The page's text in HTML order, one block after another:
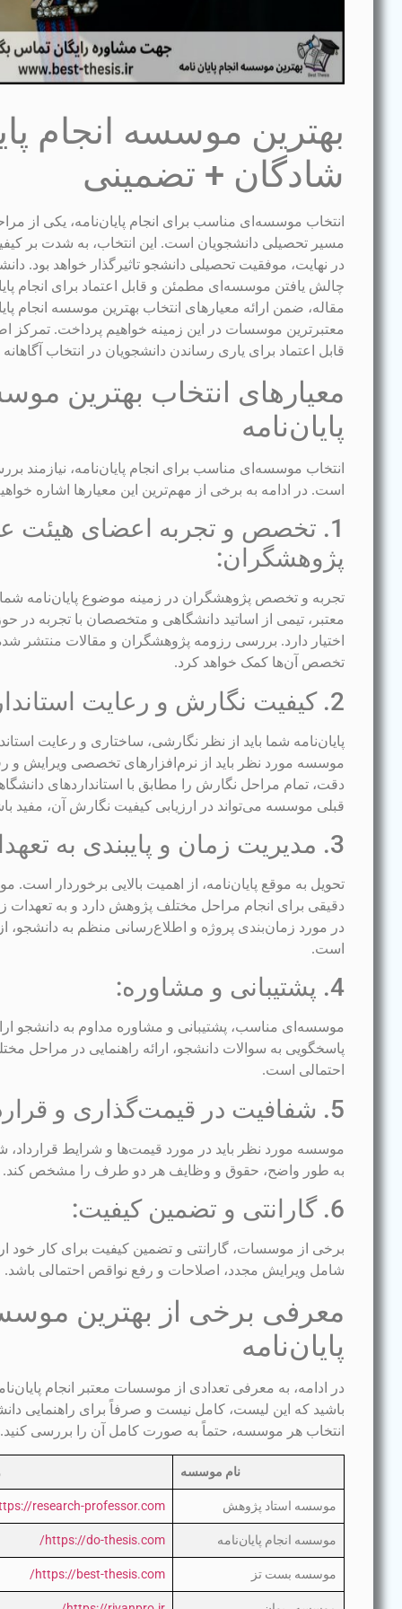
بهترین موسسه انجام
شادگان + تضمینی
انتخاب موسسه‌ای مناسب برای انجام پایان‌نامه، یکی
مسیر تحصیلی دانشجویان است. این انتخاب، به شدت بر
در نهایت، موفقیت تحصیلی دانشجو تاثیرگذار خواهد بود.
چالش یافتن موسسه‌ای مطمئن و قابل اعتماد برای انجام
مقاله، ضمن ارائه معیارهای انتخاب بهترین موسسه انجام
معتبرترین موسسات در این زمینه خواهیم پرداخت. تمرکز
قابل اعتماد برای یاری رساندن دانشجویان در انتخاب
معیارهای انتخاب بهترین
پایان‌نامه
انتخاب موسسه‌ای مناسب برای انجام پایان‌نامه، نیازمند
است. در ادامه به برخی از مهم‌ترین این معیارها اشاره
1. تخصص و تجربه اعضای هیئت
پژوهشگران:
تجربه و تخصص پژوهشگران در زمینه موضوع پایان‌نامه
معتبر، تیمی از اساتید دانشگاهی و متخصصان با تجربه در
اختیار دارد. بررسی رزومه پژوهشگران و مقالات منتشر
تخصص آن‌ها کمک خواهد کرد.
2. کیفیت نگارش و رعایت استانداردهای علمی:
پایان‌نامه شما باید از نظر نگارشی، ساختاری و رعایت
موسسه مورد نظر باید از نرم‌افزارهای تخصصی ویرایش و
دقت، تمام مراحل نگارش را مطابق با استانداردهای
قبلی موسسه می‌تواند در ارزیابی کیفیت نگارش آن، مفید
3. مدیریت زمان و پایبندی به تعهدات:
تحویل به موقع پایان‌نامه، از اهمیت بالایی برخوردار است.
دقیقی برای انجام مراحل مختلف پژوهش دارد و به تعهدات
در مورد زمان‌بندی پروژه و اطلاع‌رسانی منظم به
است.
4. پشتیبانی و مشاوره:
موسسه‌ای مناسب، پشتیبانی و مشاوره مداوم به دانشجو
پاسخگویی به سوالات دانشجو، ارائه راهنمایی در مراحل
احتمالی است.
5. شفافیت در قیمت‌گذاری و قرارداد:
موسسه مورد نظر باید در مورد قیمت‌ها و شرایط قرارداد،
به طور واضح، حقوق و وظایف هر دو طرف را مشخص کند.
6. گارانتی و تضمین کیفیت:
برخی از موسسات، گارانتی و تضمین کیفیت برای کار خود
شامل ویرایش مجدد، اصلاحات و رفع نواقص احتمالی باشد.
معرفی برخی از بهترین
پایان‌نامه
در ادامه، به معرفی تعدادی از موسسات معتبر انجام
باشید که این لیست، کامل نیست و صرفاً برای راهنمایی
انتخاب هر موسسه، حتماً به صورت کامل آن را بررسی کنید.
نام موسسه
موسسه استاد پژوهش research-professor.com/
موسسه انجام پایان‌نامه https://do-thesis.com/
موسسه بست تز https://best-thesis.com/